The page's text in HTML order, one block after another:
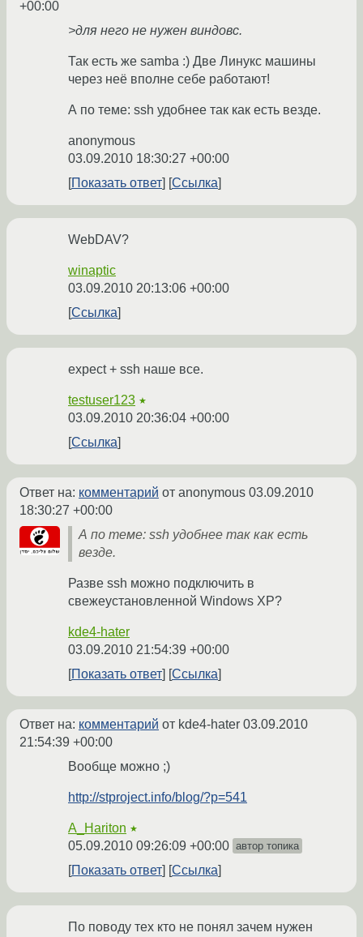
+00:00
>для него не нужен виндовс.
Так есть же samba :) Две Линукс машины
через неё вполне себе работают!
А по теме: ssh удобнее так как есть везде.
anonymous
03.09.2010 18:30:27 +00:00
Показать ответ
Ссылка
WebDAV?
winaptic
03.09.2010 20:13:06 +00:00
Ссылка
expect + ssh наше все.
testuser123 ★
03.09.2010 20:36:04 +00:00
Ссылка
Ответ на: комментарий от anonymous 03.09.2010
18:30:27 +00:00
А по теме: ssh удобнее так как есть
везде.
Разве ssh можно подключить в
свежеустановленной Windows XP?
kde4-hater
03.09.2010 21:54:39 +00:00
Показать ответ
Ссылка
Ответ на: комментарий от kde4-hater 03.09.2010
21:54:39 +00:00
Вообще можно ;)
http://stproject.info/blog/?p=541
A_Hariton ★
05.09.2010 09:26:09 +00:00 автор топика
Показать ответ Ссылка
По поводу тех кто не понял зачем нужен